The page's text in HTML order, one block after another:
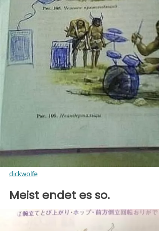
dickwolfe
Meist endet es so.